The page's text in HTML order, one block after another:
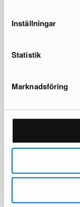
Inställningar
Statistik
Marknadsföring
Ariany sohvamoduuli
1 varastossa ·